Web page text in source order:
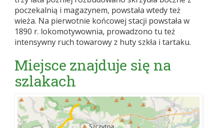
poczekalnią i magazynem, powstała wtedy też
wieża. Na pierwotnie końcowej stacji powstała w
1890 r. lokomotywownia, prowadzono tu też
intensywny ruch towarowy z huty szkła i tartaku.
Miejsce znajduje się na
szlakach